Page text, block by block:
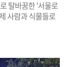
복
사
기 변
경
하
변
경
하
탈바꿈한 '서울로
사람과 식물들로